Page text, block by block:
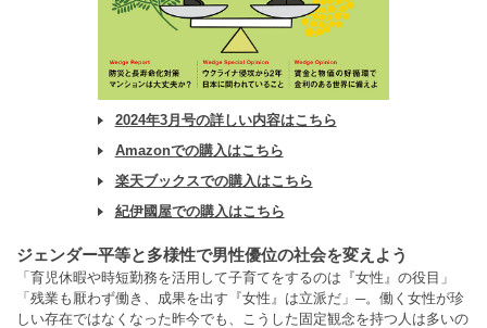
2024年3月号の詳しい内容はこちら
Amazonでの購入はこちら
楽天ブックスでの購入はこちら
紀伊國屋での購入はこちら
ジェンダー平等と多様性で男性優位の社会を変えよう
「育児休暇や時短勤務を活用して子育てをするのは『女性』の役目」
「残業も厭わず働き、成果を出す『女性』は立派だ」─。働く女性が珍
しい存在ではなくなった昨今でも、こうした固定観念を持つ人は多いの